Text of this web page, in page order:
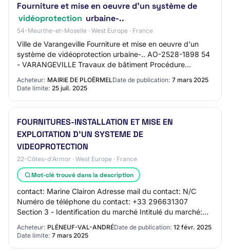
Fourniture et mise en oeuvre d'un système de
vidéoprotection urbaine-..
54-Meurthe-et-Moselle · West Europe · France
Ville de Varangeville Fourniture et mise en oeuvre d'un
système de vidéoprotection urbaine-.. AO-2528-1898 54
- VARANGEVILLE Travaux de bâtiment Procédure
adaptée Mise en ligne : 03/07/2025 Limite de…
Acheteur: MAIRIE DE PLOËRMELDate de publication: 7 mars 2025
Date limite: 25 juil. 2025
FOURNITURES-INSTALLATION ET MISE EN
EXPLOITATION D'UN SYSTEME DE
VIDEOPROTECTION
22-Côtes-d'Armor · West Europe · France
Mot-clé trouvé dans la description
contact: Marine Clairon Adresse mail du contact: N/C
Numéro de téléphone du contact: +33 296631307
Section 3 - Identification du marché Intitulé du marché:
FOURNITURES-INSTALLATION ET MISE EN EXPLOIT…
Acheteur: PLÉNEUF-VAL-ANDRÉDate de publication: 12 févr. 2025
Date limite: 7 mars 2025